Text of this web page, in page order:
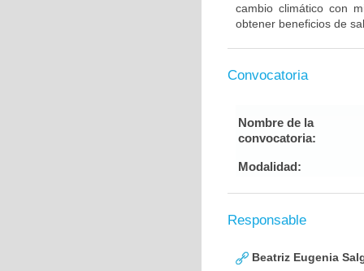
cambio climático con
obtener beneficios de
Convocatoria
Nombre de la
convocatoria:
Modalidad:
Responsable
Beatriz Eugenia